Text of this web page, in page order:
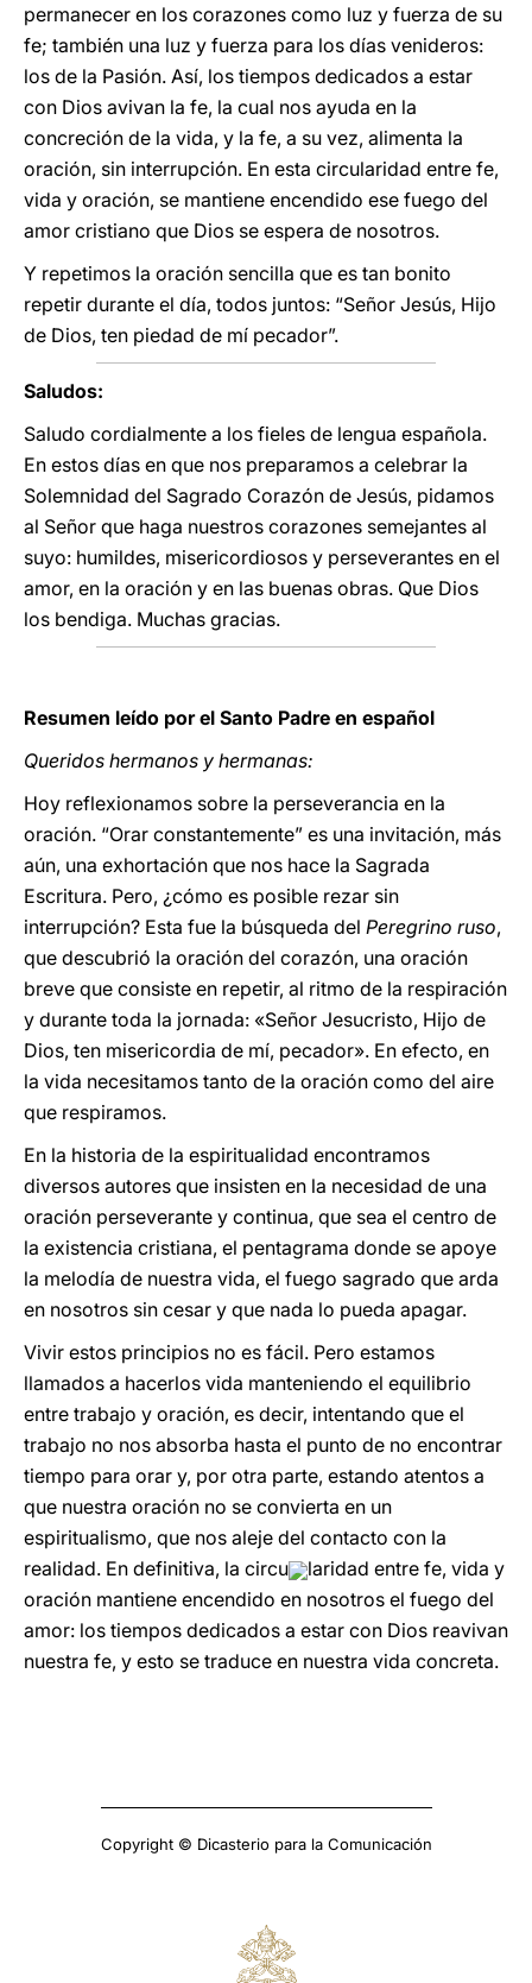
permanecer en los corazones como luz y fuerza de su
fe; también una luz y fuerza para los días venideros:
los de la Pasión. Así, los tiempos dedicados a estar
con Dios avivan la fe, la cual nos ayuda en la
concreción de la vida, y la fe, a su vez, alimenta la
oración, sin interrupción. En esta circularidad entre fe,
vida y oración, se mantiene encendido ese fuego del
amor cristiano que Dios se espera de nosotros.
Y repetimos la oración sencilla que es tan bonito
repetir durante el día, todos juntos: “Señor Jesús, Hijo
de Dios, ten piedad de mí pecador”.
Saludos:
Saludo cordialmente a los fieles de lengua española.
En estos días en que nos preparamos a celebrar la
Solemnidad del Sagrado Corazón de Jesús, pidamos
al Señor que haga nuestros corazones semejantes al
suyo: humildes, misericordiosos y perseverantes en el
amor, en la oración y en las buenas obras. Que Dios
los bendiga. Muchas gracias.
Resumen leído por el Santo Padre en español
Queridos hermanos y hermanas:
Hoy reflexionamos sobre la perseverancia en la
oración. “Orar constantemente” es una invitación, más
aún, una exhortación que nos hace la Sagrada
Escritura. Pero, ¿cómo es posible rezar sin
interrupción? Esta fue la búsqueda del Peregrino ruso,
que descubrió la oración del corazón, una oración
breve que consiste en repetir, al ritmo de la respiración
y durante toda la jornada: «Señor Jesucristo, Hijo de
Dios, ten misericordia de mí, pecador». En efecto, en
la vida necesitamos tanto de la oración como del aire
que respiramos.
En la historia de la espiritualidad encontramos
diversos autores que insisten en la necesidad de una
oración perseverante y continua, que sea el centro de
la existencia cristiana, el pentagrama donde se apoye
la melodía de nuestra vida, el fuego sagrado que arda
en nosotros sin cesar y que nada lo pueda apagar.
Vivir estos principios no es fácil. Pero estamos
llamados a hacerlos vida manteniendo el equilibrio
entre trabajo y oración, es decir, intentando que el
trabajo no nos absorba hasta el punto de no encontrar
tiempo para orar y, por otra parte, estando atentos a
que nuestra oración no se convierta en un
espiritualismo, que nos aleje del contacto con la
realidad. En definitiva, la circu
laridad entre fe, vida y
oración mantiene encendido en nosotros el fuego del
amor: los tiempos dedicados a estar con Dios reavivan
nuestra fe, y esto se traduce en nuestra vida concreta.
Copyright © Dicasterio para la Comunicación